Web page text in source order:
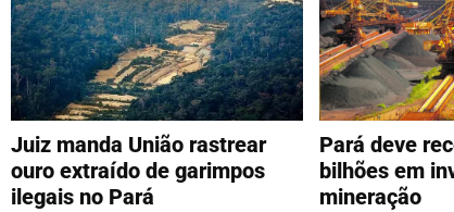
Juiz manda União rastrear
ouro extraído de garimpos
ilegais no Pará
Pará deve
bilhões em
mineração